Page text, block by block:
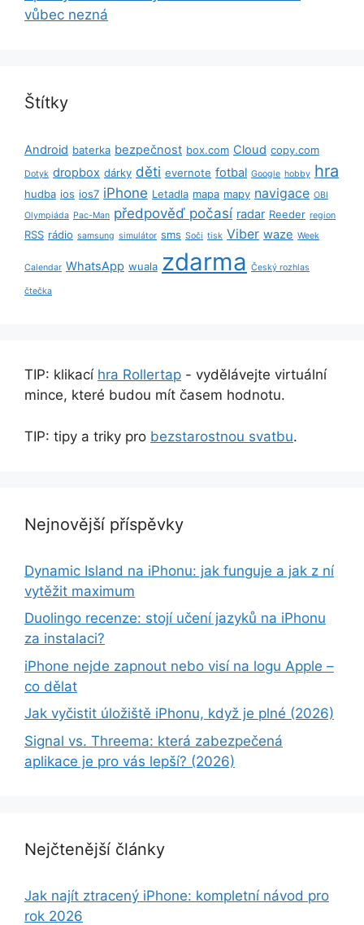
vůbec nezná
Štítky
Android baterka bezpečnost box.com Cloud copy.com
Dotyk dropbox dárky děti evernote fotbal Google hobby hra
hudba ios ios7 iPhone Letadla mapa mapy navigace OBI
Olympiáda Pac-Man předpověď počasí radar Reeder region
RSS rádio samsung simulátor sms Soči tisk Viber waze Week
Calendar WhatsApp wuala zdarma Český rozhlas
čtečka
TIP: klikací hra Rollertap - vydělávejte virtuální
mince, které budou mít časem hodnotu.
TIP: tipy a triky pro bezstarostnou svatbu.
Nejnovější příspěvky
Dynamic Island na iPhonu: jak funguje a jak z ní
vytěžit maximum
Duolingo recenze: stojí učení jazyků na iPhonu
za instalaci?
iPhone nejde zapnout nebo visí na logu Apple –
co dělat
Jak vyčistit úložiště iPhonu, když je plné (2026)
Signal vs. Threema: která zabezpečená
aplikace je pro vás lepší? (2026)
Nejčtenější články
Jak najít ztracený iPhone: kompletní návod pro
rok 2026